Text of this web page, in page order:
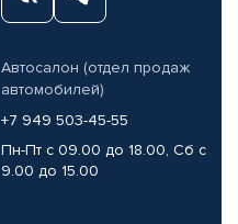
Автосалон (отдел продаж
автомобилей)
+7 949 503-45-55
Пн-Пт с 09.00 до 18.00, Сб с
9.00 до 15.00